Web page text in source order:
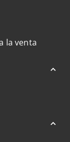
la venta